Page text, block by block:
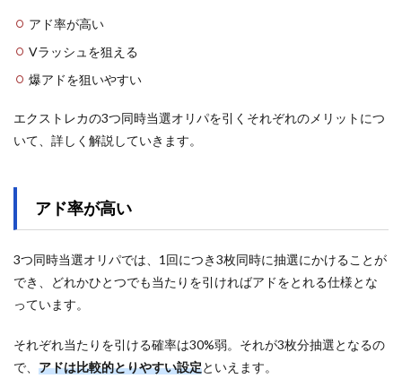
アド率が高い
Vラッシュを狙える
爆アドを狙いやすい
エクストレカの3つ同時当選オリパを引くそれぞれのメリットにつ
いて、詳しく解説していきます。
アド率が高い
3つ同時当選オリパでは、1回につき3枚同時に抽選にかけることが
でき、どれかひとつでも当たりを引ければアドをとれる仕様とな
っています。
それぞれ当たりを引ける確率は30%弱。それが3枚分抽選となるの
で、 アドは比較的とりやすい設定といえます。